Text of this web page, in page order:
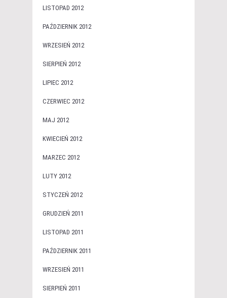
LISTOPAD 2012
PAŹDZIERNIK 2012
WRZESIEŃ 2012
SIERPIEŃ 2012
LIPIEC 2012
CZERWIEC 2012
MAJ 2012
KWIECIEŃ 2012
MARZEC 2012
LUTY 2012
STYCZEŃ 2012
GRUDZIEŃ 2011
LISTOPAD 2011
PAŹDZIERNIK 2011
WRZESIEŃ 2011
SIERPIEŃ 2011